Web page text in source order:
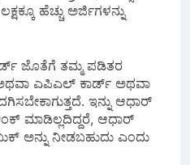
ಹೆಚ್ಚು ಅರ್ಜಿಗಳನ್ನು
ಜೊತೆಗೆ ತಮ್ಮ ಪಡಿತರ
ಎಪಿಎಲ್ ಕಾರ್ಡ್ ಅಥವಾ
ಇನ್ನು ಆಧಾರ್
ಮಾಡಿಲ್ಲದಿದ್ದರೆ, ಆಧಾರ್
ಅನ್ನು ನೀಡಬಹುದು ಎಂದು